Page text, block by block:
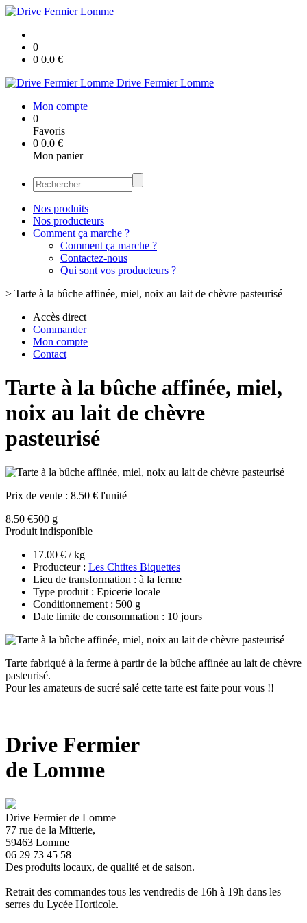
0
0 0.0 €
Drive Fermier Lomme
Mon compte
0
Favoris
0 0.0 €
Mon panier
Nos produits
Nos producteurs
Comment ça marche ?
Comment ça marche ?
Contactez-nous
Qui sont vos producteurs ?
> Tarte à la bûche affinée, miel, noix au lait de chèvre pasteurisé
Accès direct
Commander
Mon compte
Contact
Tarte à la bûche affinée, miel,
noix au lait de chèvre
pasteurisé
Prix de vente : 8.50 € l'unité
8.50 €500 g
Produit indisponible
17.00 € / kg
Producteur : Les Chtites Biquettes
Lieu de transformation : à la ferme
Type produit : Epicerie locale
Conditionnement : 500 g
Date limite de consommation : 10 jours
Tarte fabriqué à la ferme à partir de la bûche affinée au lait de chèvre
pasteurisé.
Pour les amateurs de sucré salé cette tarte est faite pour vous !!
Drive Fermier
de Lomme
Drive Fermier de Lomme
77 rue de la Mitterie,
59463 Lomme
06 29 73 45 58
Des produits locaux, de qualité et de saison.
Retrait des commandes tous les vendredis de 16h à 19h dans les
serres du Lycée Horticole.